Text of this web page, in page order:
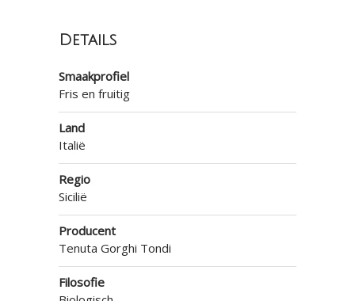
Details
Smaakprofiel
Fris en fruitig
Land
Italië
Regio
Sicilië
Producent
Tenuta Gorghi Tondi
Filosofie